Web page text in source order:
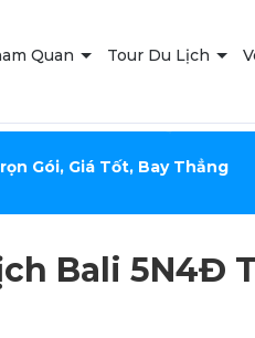
Quan Tour Du Lịch
Gói, Giá Tốt, Bay Thẳng
Bali 5N4Đ